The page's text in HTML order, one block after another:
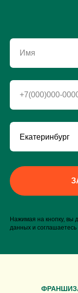
Имя
+7(000)000-
Нажимая на кнопку, вы
данных и соглашаетесь